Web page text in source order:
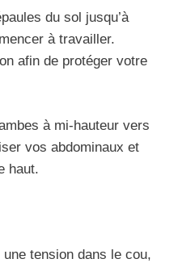
du sol jusqu’à
à travailler.
afin de protéger votre
à mi-hauteur vers
vos abdominaux et
haut.
tension dans le cou,